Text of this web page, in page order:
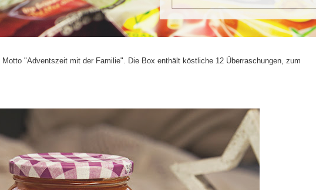
"Adventszeit mit der Familie". Die Box enthält köstliche 12 Überraschungen, zum